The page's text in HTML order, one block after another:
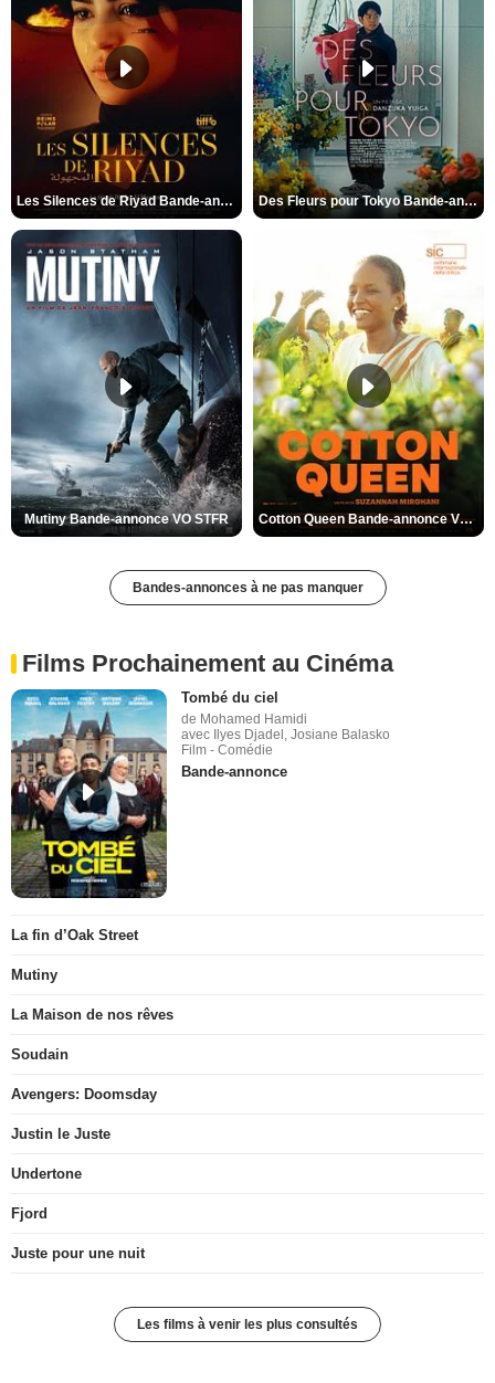
Les Silences de Riyad Bande-annonce VO STFR Des Fleurs pour Tokyo Bande-annonce VO STFR
Mutiny Bande-annonce VO STFR Cotton Queen Bande-annonce VO STFR
Bandes-annonces à ne pas manquer
Films Prochainement au Cinéma
Tombé du ciel
de Mohamed Hamidi
avec Ilyes Djadel, Josiane Balasko
Film - Comédie
Bande-annonce
La fin d’Oak Street
Mutiny
La Maison de nos rêves
Soudain
Avengers: Doomsday
Justin le Juste
Undertone
Fjord
Juste pour une nuit
Les films à venir les plus consultés